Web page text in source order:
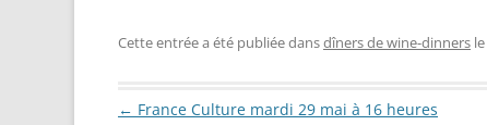
Cette entrée a été publiée dansdîners de wine-dinners le
Navigation des articles
← France Culture mardi 29 mai à 16 heures